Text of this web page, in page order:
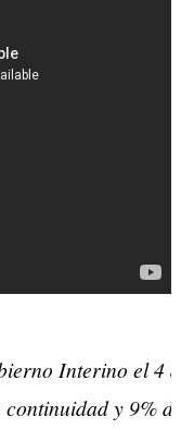
Interino el 4
y 9%